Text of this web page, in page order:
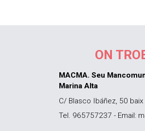
ON
MACMA. Seu
Marina Alta
C/ Blasco Ibáñez, 50
Tel. 965757237 - Email: